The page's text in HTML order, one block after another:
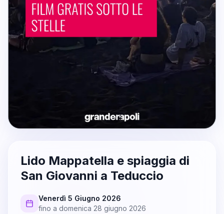
Lido Mappatella e spiaggia di
San Giovanni a Teduccio
Venerdì 5 Giugno 2026
fino a domenica 28 giugno 2026